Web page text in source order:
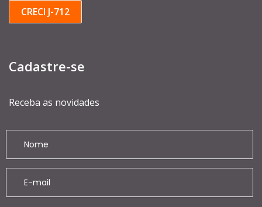
CRECI J-712
Cadastre-se
Receba as novidades